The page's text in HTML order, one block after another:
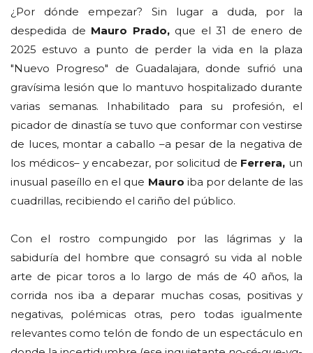
¿Por dónde empezar? Sin lugar a duda, por la
despedida de Mauro Prado,que el 31 de enero de
2025 estuvo a punto de perder la vida en la plaza
"Nuevo Progreso" de Guadalajara, donde sufrió una
gravísima lesión que lo mantuvo hospitalizado durante
varias semanas. Inhabilitado para su profesión, el
picador de dinastía se tuvo que conformar con vestirse
de luces, montar a caballo –a pesar de la negativa de
los médicos– y encabezar, por solicitud de Ferrera, un
inusual paseíllo en el que Mauro iba por delante de las
cuadrillas, recibiendo el cariño del público.
Con el rostro compungido por las lágrimas y la
sabiduría del hombre que consagró su vida al noble
arte de picar toros a lo largo de más de 40 años, la
corrida nos iba a deparar muchas cosas, positivas y
negativas, polémicas otras, pero todas igualmente
relevantes como telón de fondo de un espectáculo en